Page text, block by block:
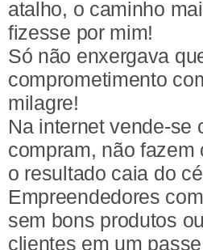
atalho, o caminho
fizesse por mim!
Só não enxergava
comprometimento
milagre!
Na internet vende-se
compram, não fazem
o resultado caia do
Empreendedores
sem bons produtos
clientes em um passe